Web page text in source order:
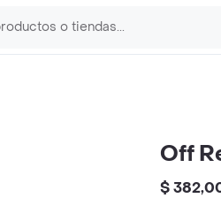
Off
$